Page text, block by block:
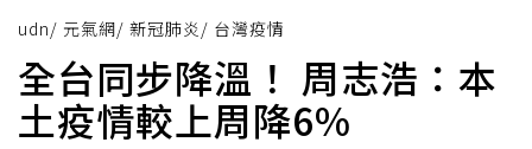
udn/ 元氣網/ 新冠肺炎 / 台灣疫情
全台同步降溫！ 周志浩：本
土疫情較上周降6%